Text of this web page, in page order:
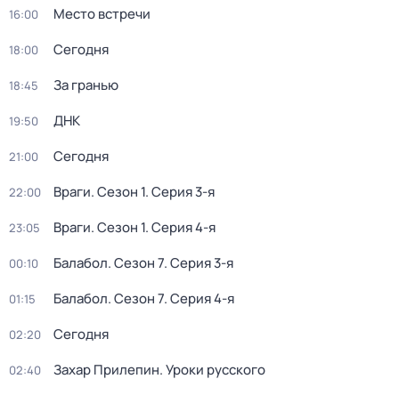
16:00 Место встречи
18:00 Сегодня
18:45 За гранью
19:50 ДНК
21:00 Сегодня
22:00 Враги. Сезон 1. Серия 3-я
23:05 Враги. Сезон 1. Серия 4-я
00:10 Балабол. Сезон 7. Серия 3-я
01:15 Балабол. Сезон 7. Серия 4-я
02:20 Сегодня
02:40 Захар Прилепин. Уроки русского